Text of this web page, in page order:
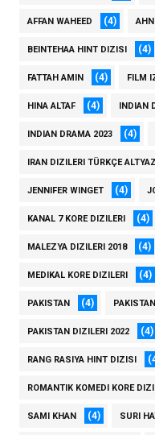
AFFAN WAHEED (4)
BEINTEHAA HINT DIZISI (4)
FATTAH AMIN (4) FILM
HINA ALTAF (4) INDIAN
INDIAN DRAMA 2023 (4)
IRAN DIZILERI TÜRKÇE
JENNIFER WINGET (4)
KANAL 7 KORE DIZILERI (4)
MALEZYA DIZILERI 2018 (4)
MEDIKAL KORE DIZILERI (4)
PAKISTAN (4)
PAKISTAN DIZILERI 2022 (4)
RANG RASIYA HINT DIZISI
ROMANTIK KOMEDI KORE
SAMI KHAN (4) SURI